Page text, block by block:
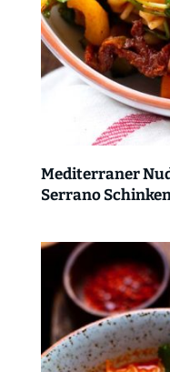
Mediterraner
Serrano